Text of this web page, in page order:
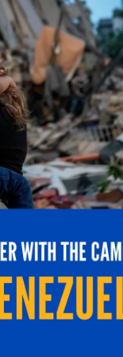
autor?